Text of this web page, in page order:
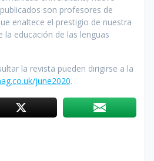
son profesores de
enaltece el prestigio de nuestra
la educación de las lenguas
la revista pueden dirigirse a la
june2020.